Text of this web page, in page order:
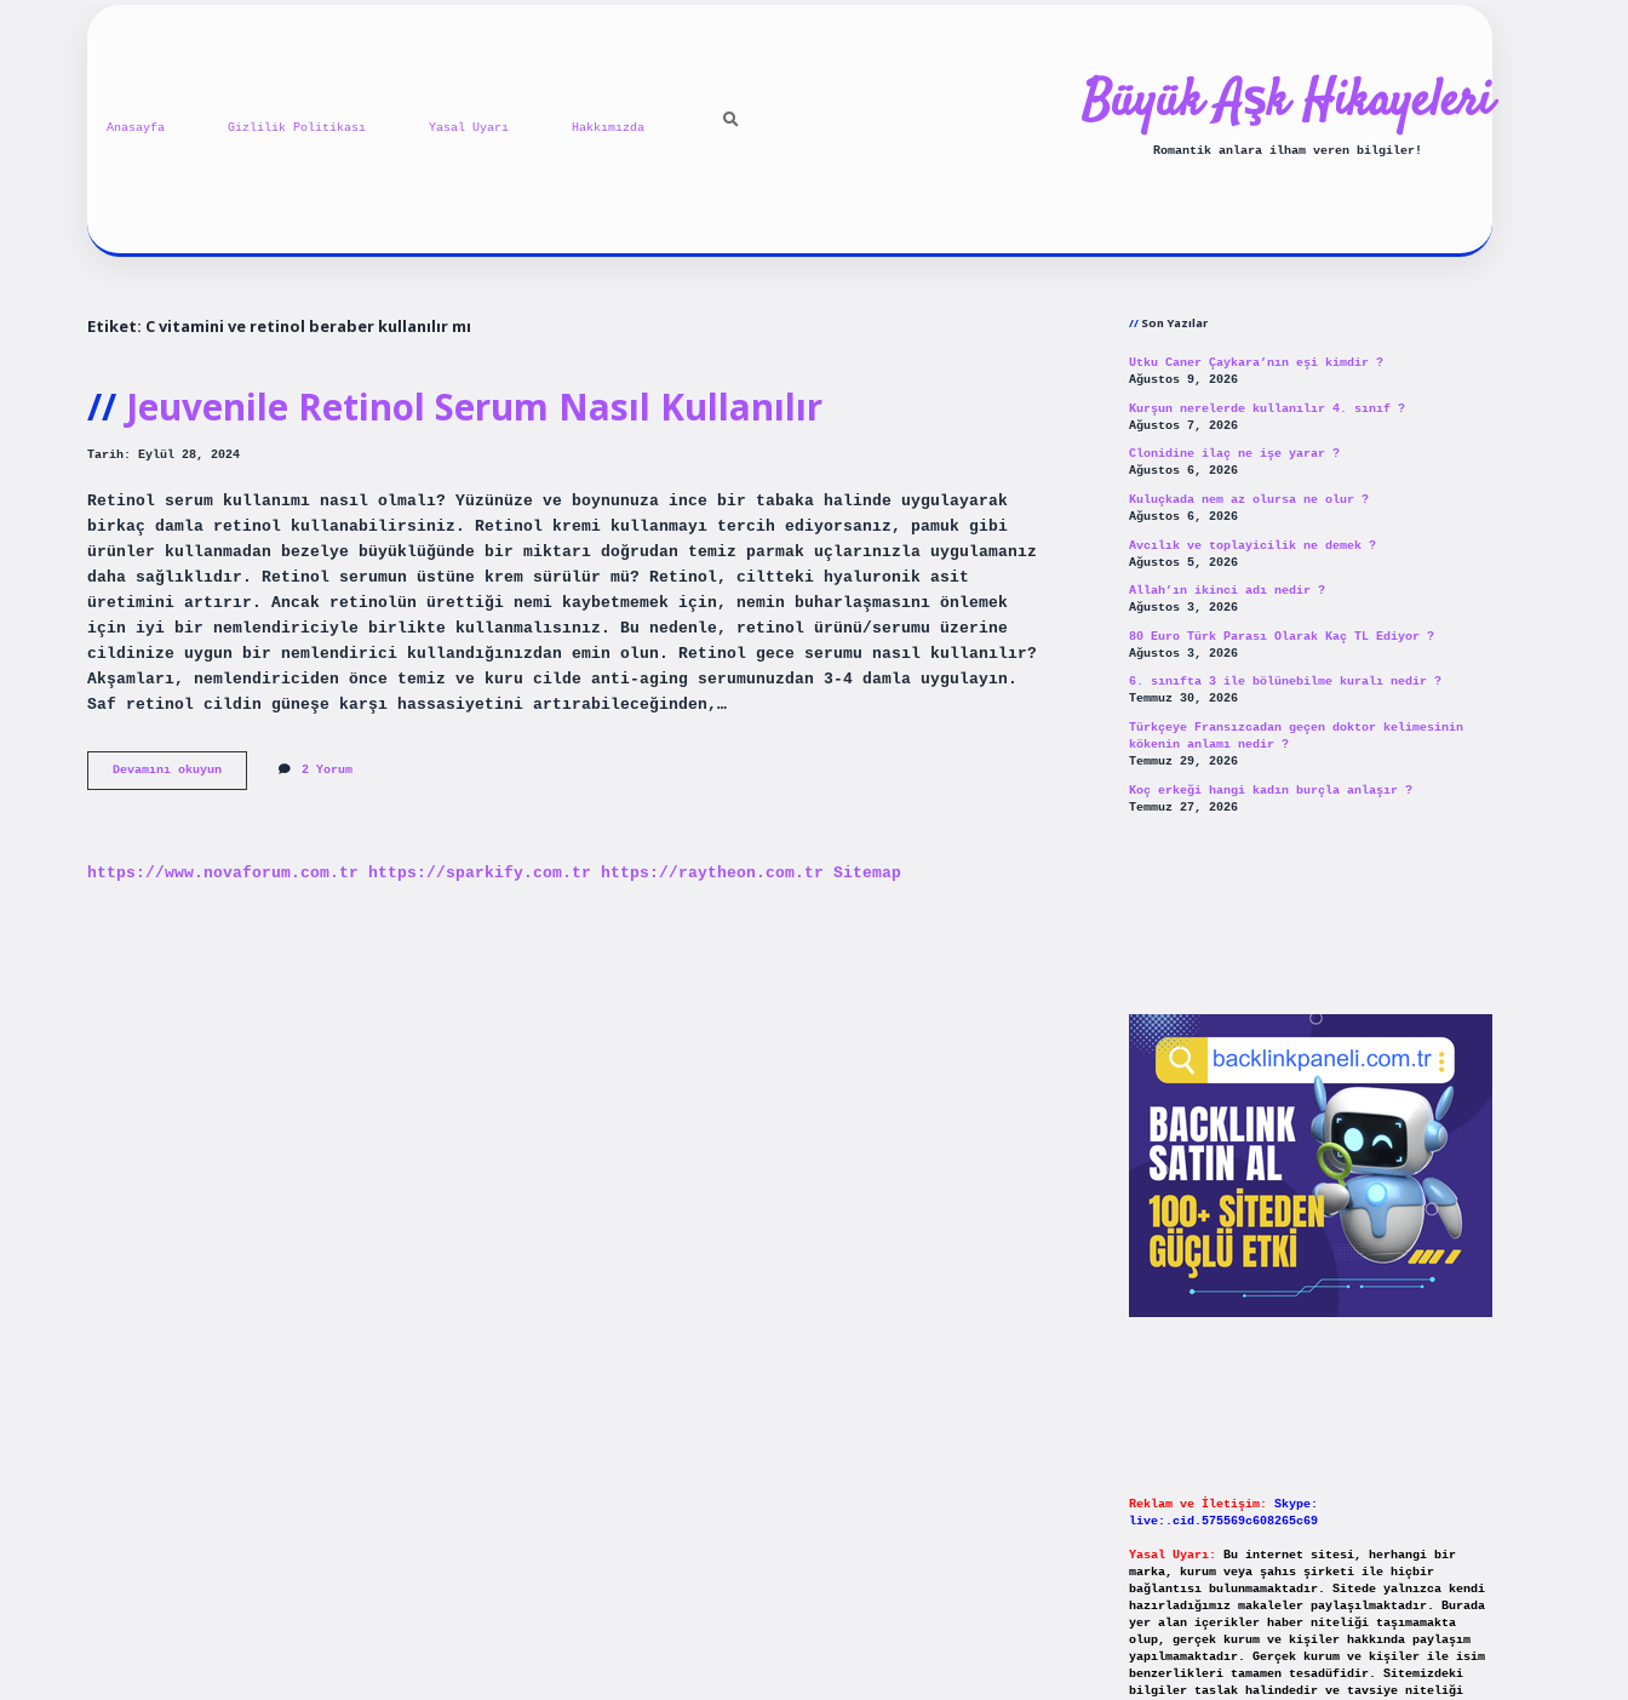
Anasayfa Gizlilik Politikası Yasal Uyarı Hakkımızda Büyük Aşk Hikayeleri
Romantik anlara ilham veren bilgiler!
Etiket: C vitamini ve retinol beraber kullanılır mı
Jeuvenile Retinol Serum Nasıl Kullanılır
Tarih: Eylül 28, 2024
Retinol serum kullanımı nasıl olmalı? Yüzünüze ve boynunuza ince bir tabaka halinde uygulayarak
birkaç damla retinol kullanabilirsiniz. Retinol kremi kullanmayı tercih ediyorsanız, pamuk gibi
ürünler kullanmadan bezelye büyüklüğünde bir miktarı doğrudan temiz parmak uçlarınızla uygulamanız
daha sağlıklıdır. Retinol serumun üstüne krem sürülür mü? Retinol, ciltteki hyaluronik asit
üretimini artırır. Ancak retinolün ürettiği nemi kaybetmemek için, nemin buharlaşmasını önlemek
için iyi bir nemlendiriciyle birlikte kullanmalısınız. Bu nedenle, retinol ürünü/serumu üzerine
cildinize uygun bir nemlendirici kullandığınızdan emin olun. Retinol gece serumu nasıl kullanılır?
Akşamları, nemlendiriciden önce temiz ve kuru cilde anti-aging serumunuzdan 3-4 damla uygulayın.
Saf retinol cildin güneşe karşı hassasiyetini artırabileceğinden,…
Devamını okuyunJeuvenile
Retinol
2 Yorum
https://www.novaforum.com.tr https://sparkify.com.tr https://raytheon.com.tr Sitemap
Son Yazılar
Utku Caner Çaykara’nın eşi kimdir ?
Ağustos 9, 2026
Kurşun nerelerde kullanılır 4. sınıf ?
Ağustos 7, 2026
Clonidine ilaç ne işe yarar ?
Ağustos 6, 2026
Kuluçkada nem az olursa ne olur ?
Ağustos 6, 2026
Avcılık ve toplayicilik ne demek ?
Ağustos 5, 2026
Allah’ın ikinci adı nedir ?
Ağustos 3, 2026
80 Euro Türk Parası Olarak Kaç TL Ediyor ?
Ağustos 3, 2026
6. sınıfta 3 ile bölünebilme kuralı nedir ?
Temmuz 30, 2026
Türkçeye Fransızcadan geçen doktor kelimesinin
kökenin anlamı nedir ?
Temmuz 29, 2026
Koç erkeği hangi kadın burçla anlaşır ?
Temmuz 27, 2026
Reklam ve İletişim:
Skype:
live:.cid.575569c608265c69
Yasal Uyarı:
Bu internet sitesi, herhangi bir
marka, kurum veya şahıs şirketi ile hiçbir
bağlantısı bulunmamaktadır. Sitede yalnızca kendi
hazırladığımız makaleler paylaşılmaktadır. Burada
yer alan içerikler haber niteliği taşımamakta
olup, gerçek kurum ve kişiler hakkında paylaşım
yapılmamaktadır. Gerçek kurum ve kişiler ile isim
benzerlikleri tamamen tesadüfidir. Sitemizdeki
bilgiler taslak halindedir ve tavsiye niteliği